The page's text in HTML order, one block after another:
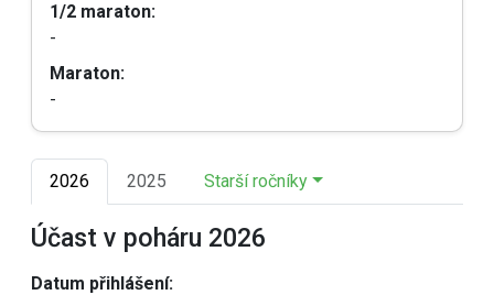
1/2 maraton:
-
Maraton:
-
2026 2025 Starší ročníky
Účast v poháru 2026
Datum přihlášení: